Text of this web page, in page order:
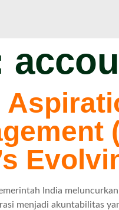
India
menjadi akuntabilitas